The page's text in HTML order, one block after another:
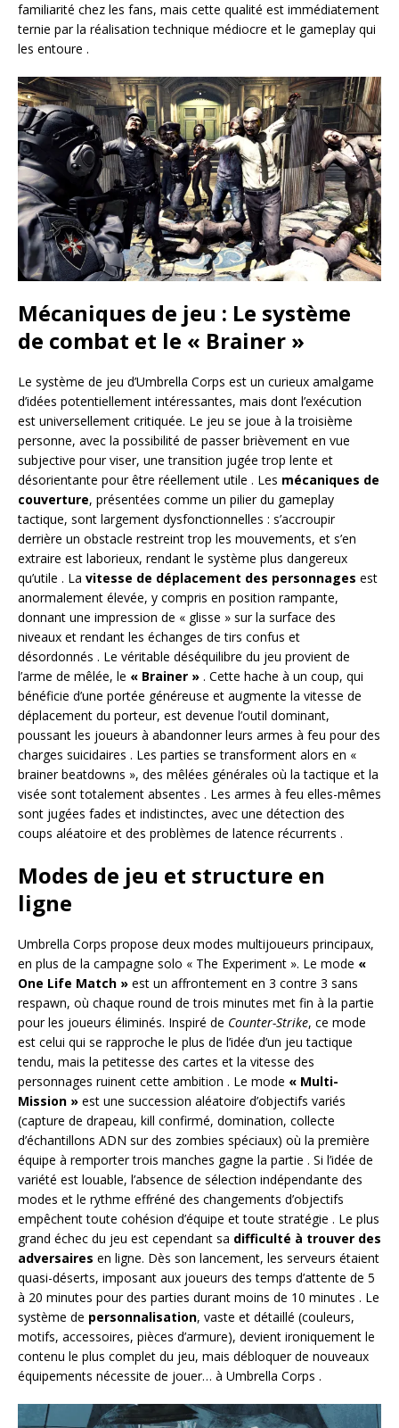
familiarité chez les fans, mais cette qualité est immédiatement
ternie par la réalisation technique médiocre et le gameplay qui
les entoure .
Mécaniques de jeu : Le système
de combat et le « Brainer »
Le système de jeu d’Umbrella Corps est un curieux amalgame
d’idées potentiellement intéressantes, mais dont l’exécution
est universellement critiquée. Le jeu se joue à la troisième
personne, avec la possibilité de passer brièvement en vue
subjective pour viser, une transition jugée trop lente et
désorientante pour être réellement utile . Les mécaniques de
couverture, présentées comme un pilier du gameplay
tactique, sont largement dysfonctionnelles : s’accroupir
derrière un obstacle restreint trop les mouvements, et s’en
extraire est laborieux, rendant le système plus dangereux
qu’utile . La vitesse de déplacement des personnages est
anormalement élevée, y compris en position rampante,
donnant une impression de « glisse » sur la surface des
niveaux et rendant les échanges de tirs confus et
désordonnés . Le véritable déséquilibre du jeu provient de
l’arme de mêlée, le « Brainer » . Cette hache à un coup, qui
bénéficie d’une portée généreuse et augmente la vitesse de
déplacement du porteur, est devenue l’outil dominant,
poussant les joueurs à abandonner leurs armes à feu pour des
charges suicidaires . Les parties se transforment alors en «
brainer beatdowns », des mêlées générales où la tactique et la
visée sont totalement absentes . Les armes à feu elles-mêmes
sont jugées fades et indistinctes, avec une détection des
coups aléatoire et des problèmes de latence récurrents .
Modes de jeu et structure en
ligne
Umbrella Corps propose deux modes multijoueurs principaux,
en plus de la campagne solo « The Experiment ». Le mode «
One Life Match » est un affrontement en 3 contre 3 sans
respawn, où chaque round de trois minutes met fin à la partie
pour les joueurs éliminés. Inspiré de Counter-Strike, ce mode
est celui qui se rapproche le plus de l’idée d’un jeu tactique
tendu, mais la petitesse des cartes et la vitesse des
personnages ruinent cette ambition . Le mode « Multi-
Mission » est une succession aléatoire d’objectifs variés
(capture de drapeau, kill confirmé, domination, collecte
d’échantillons ADN sur des zombies spéciaux) où la première
équipe à remporter trois manches gagne la partie . Si l’idée de
variété est louable, l’absence de sélection indépendante des
modes et le rythme effréné des changements d’objectifs
empêchent toute cohésion d’équipe et toute stratégie . Le plus
grand échec du jeu est cependant sa difficulté à trouver des
adversaires en ligne. Dès son lancement, les serveurs étaient
quasi-déserts, imposant aux joueurs des temps d’attente de 5
à 20 minutes pour des parties durant moins de 10 minutes . Le
système de personnalisation, vaste et détaillé (couleurs,
motifs, accessoires, pièces d’armure), devient ironiquement le
contenu le plus complet du jeu, mais débloquer de nouveaux
équipements nécessite de jouer… à Umbrella Corps .